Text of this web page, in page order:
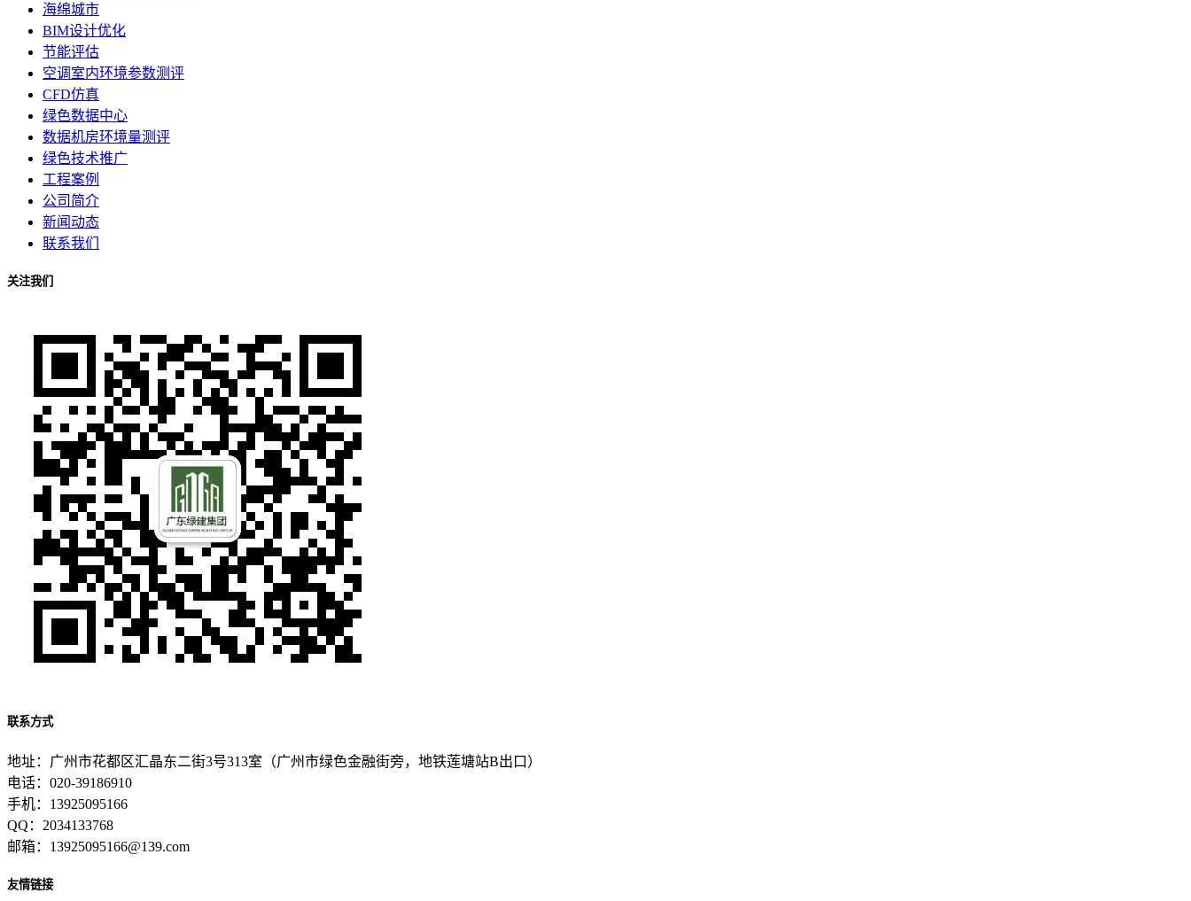
海绵城市
BIM设计优化
节能评估
空调室内环境参数测评
CFD仿真
绿色数据中心
数据机房环境量测评
绿色技术推广
工程案例
公司简介
新闻动态
联系我们
关注我们
联系方式
地址：广州市花都区汇晶东二街3号313室（广州市绿色金融街旁，地铁莲塘站B出口）
电话：020-39186910
手机：13925095166
QQ：2034133768
邮箱：13925095166@139.com
友情链接